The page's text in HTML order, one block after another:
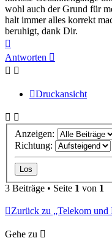
wohl auch der Grund für
halt immer alles korrekt
beruhigt, dank Dir.
oben
Antworten
Druckansicht
Anzeigen:
Richtung:
3 Beiträge • Seite 1 von 1
Zurück zu „Telekom und
Gehe zu